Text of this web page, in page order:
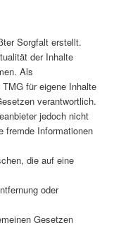
Sorgfalt erstellt.
der Inhalte
Als
für eigene Inhalte
verantwortlich.
jedoch nicht
fremde Informationen
die auf eine
oder
Gesetzen